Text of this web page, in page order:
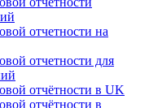
отчетности на
отчетности для
отчётности в UK
отчётности в